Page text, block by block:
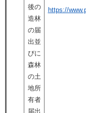
後の
造林
の届
出並
びに
森林
の土
地所
有者
届出
https://